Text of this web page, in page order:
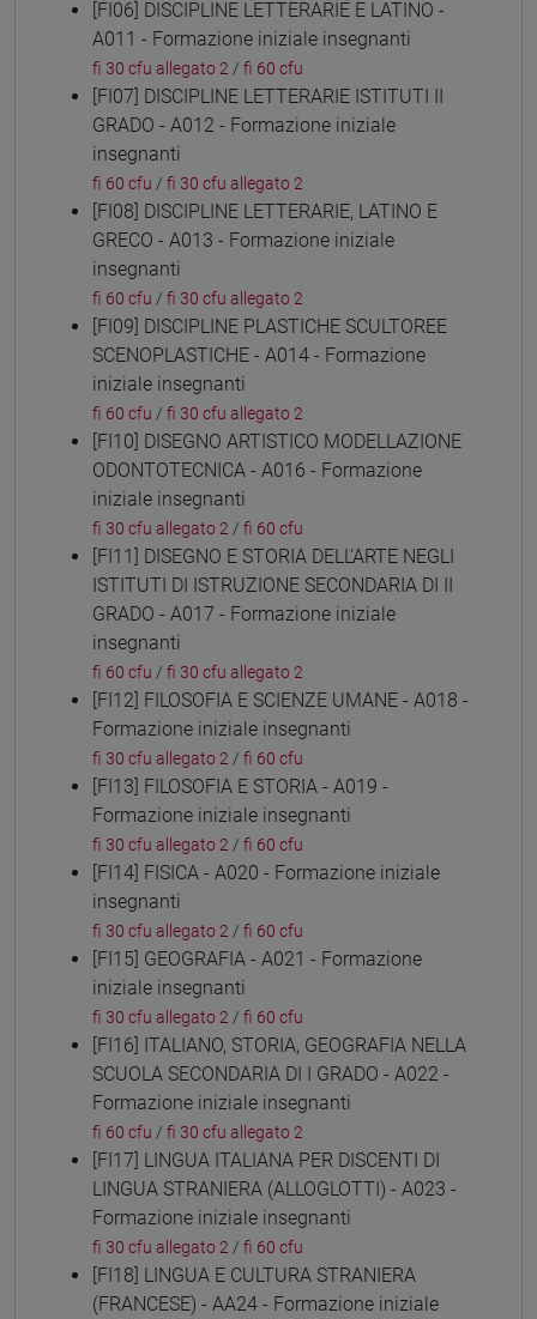
[FI06] DISCIPLINE LETTERARIE E LATINO -
A011 - Formazione iniziale insegnanti
fi 30 cfu allegato 2 / fi 60 cfu
[FI07] DISCIPLINE LETTERARIE ISTITUTI II
GRADO - A012 - Formazione iniziale
insegnanti
fi 60 cfu / fi 30 cfu allegato 2
[FI08] DISCIPLINE LETTERARIE, LATINO E
GRECO - A013 - Formazione iniziale
insegnanti
fi 60 cfu / fi 30 cfu allegato 2
[FI09] DISCIPLINE PLASTICHE SCULTOREE
SCENOPLASTICHE - A014 - Formazione
iniziale insegnanti
fi 60 cfu / fi 30 cfu allegato 2
[FI10] DISEGNO ARTISTICO MODELLAZIONE
ODONTOTECNICA - A016 - Formazione
iniziale insegnanti
fi 30 cfu allegato 2 / fi 60 cfu
[FI11] DISEGNO E STORIA DELL'ARTE NEGLI
ISTITUTI DI ISTRUZIONE SECONDARIA DI II
GRADO - A017 - Formazione iniziale
insegnanti
fi 60 cfu / fi 30 cfu allegato 2
[FI12] FILOSOFIA E SCIENZE UMANE - A018 -
Formazione iniziale insegnanti
fi 30 cfu allegato 2 / fi 60 cfu
[FI13] FILOSOFIA E STORIA - A019 -
Formazione iniziale insegnanti
fi 30 cfu allegato 2 / fi 60 cfu
[FI14] FISICA - A020 - Formazione iniziale
insegnanti
fi 30 cfu allegato 2 / fi 60 cfu
[FI15] GEOGRAFIA - A021 - Formazione
iniziale insegnanti
fi 30 cfu allegato 2 / fi 60 cfu
[FI16] ITALIANO, STORIA, GEOGRAFIA NELLA
SCUOLA SECONDARIA DI I GRADO - A022 -
Formazione iniziale insegnanti
fi 60 cfu / fi 30 cfu allegato 2
[FI17] LINGUA ITALIANA PER DISCENTI DI
LINGUA STRANIERA (ALLOGLOTTI) - A023 -
Formazione iniziale insegnanti
fi 30 cfu allegato 2 / fi 60 cfu
[FI18] LINGUA E CULTURA STRANIERA
(FRANCESE) - AA24 - Formazione iniziale